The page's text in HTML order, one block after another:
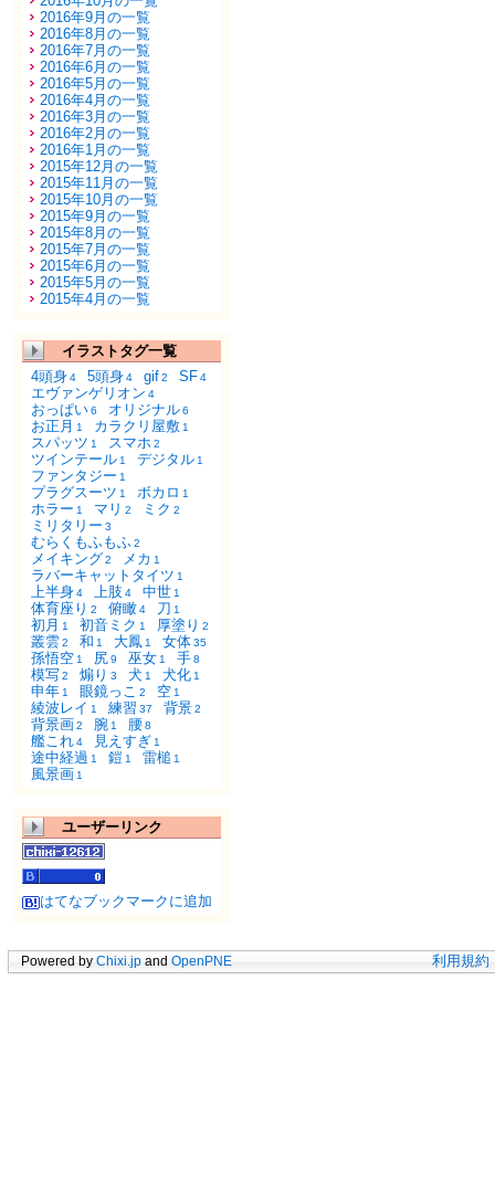
2016年9月の一覧
2016年8月の一覧
2016年7月の一覧
2016年6月の一覧
2016年5月の一覧
2016年4月の一覧
2016年3月の一覧
2016年2月の一覧
2016年1月の一覧
2015年12月の一覧
2015年11月の一覧
2015年10月の一覧
2015年9月の一覧
2015年8月の一覧
2015年7月の一覧
2015年6月の一覧
2015年5月の一覧
2015年4月の一覧
イラストタグ一覧
4頭身4 5頭身4 gif2 SF4
エヴァンゲリオン 4
おっぱい6 オリジナル6
お正月 1 カラクリ屋敷 1
スパッツ 1 スマホ 2
ツインテール 1 デジタル 1
ファンタジー 1
プラグスーツ 1 ボカロ 1
ホラー 1 マリ 2 ミク 2
ミリタリー 3
むらくもふもふ2
メイキング2 メカ 1
ラバーキャットタイツ 1
上半身4 上肢 4 中世 1
体育座り 2 俯瞰4 刀 1
初月 1 初音ミク 1 厚塗り 2
叢雲2 和 1 大鳳 1 女体35
孫悟空 1 尻9 巫女 1 手8
模写2 煽り 3 犬 1 犬化 1
申年 1 眼鏡っこ 2 空 1
綾波レイ 1 練習 37 背景2
背景画2 腕 1 腰8
艦これ4 見えすぎ 1
途中経過 1 鎧 1 雷槌 1
風景画 1
ユーザーリンク
はてなブックマークに追加
Powered by Chixi.jp and OpenPNE 利用規約